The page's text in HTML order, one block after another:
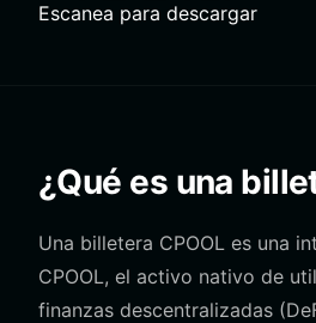
Escanea para descargar
¿Qué es una
Una billetera CPOOL es una
CPOOL, el activo nativo de
finanzas descentralizadas